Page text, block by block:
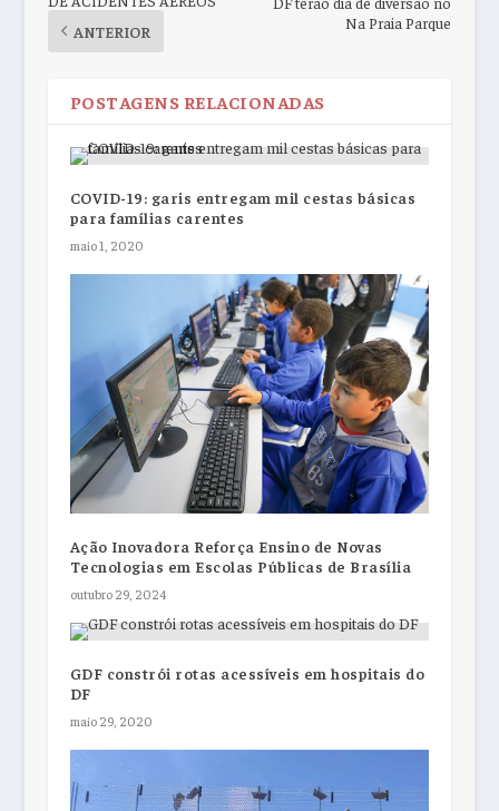
ANTERIOR
Na Praia Parque
POSTAGENS RELACIONADAS
COVID-19: garis entregam mil cestas básicas
para famílias carentes
maio 1, 2020
Ação Inovadora Reforça Ensino de Novas
Tecnologias em Escolas Públicas de Brasília
outubro 29, 2024
GDF constrói rotas acessíveis em hospitais do
DF
maio 29, 2020